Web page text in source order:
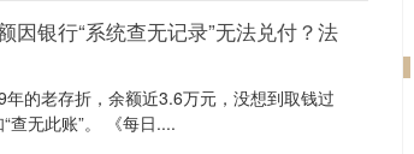
因银行“系统查无记录”无法兑付？法
的老存折，余额近3.6万元，没想到取钱过
查无此账”。 《每日....